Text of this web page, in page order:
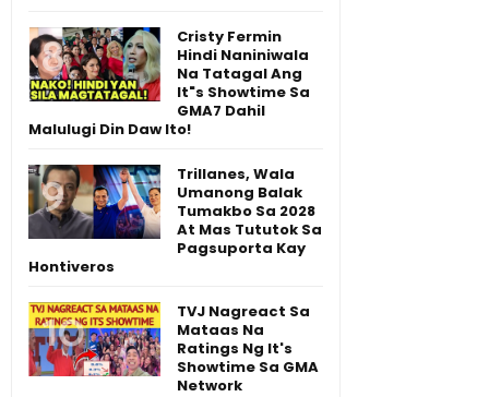
Cristy Fermin
Hindi Naniniwala
Na Tatagal Ang
It"s Showtime Sa
GMA7 Dahil
Malulugi Din Daw Ito!
Trillanes, Wala
Umanong Balak
Tumakbo Sa 2028
At Mas Tututok Sa
Pagsuporta Kay
Hontiveros
TVJ Nagreact Sa
Mataas Na
Ratings Ng It's
Showtime Sa GMA
Network